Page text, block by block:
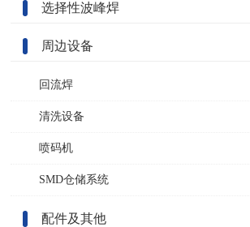
选择性波峰焊
周边设备
回流焊
清洗设备
喷码机
SMD仓储系统
配件及其他